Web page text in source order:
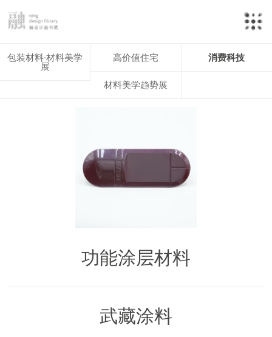
包装材料·材料美学
展
高价值住宅 消费科技
材料美学趋势展
功能涂层材料
武藏涂料